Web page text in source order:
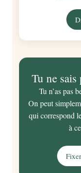
Tu ne
Tu n’as pas
On peut
qui correspond
à